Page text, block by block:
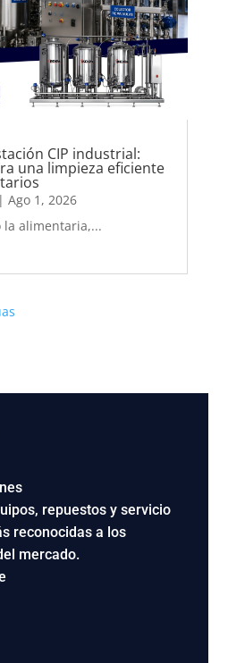
CIP industrial:
una limpieza eficiente
| Ago 1, 2026
la alimentaria,...
repuestos y servicio
reconocidas a los
mercado.